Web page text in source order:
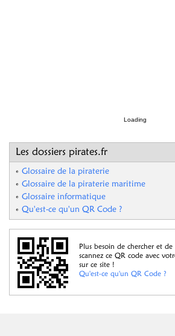
Loading
Les dossiers pirates.fr
Glossaire de la piraterie
Glossaire de la piraterie maritime
Glossaire informatique
Qu'est-ce qu'un QR Code ?
Plus besoin de chercher et
scannez ce QR code avec
sur ce site !
Qu'est-ce qu'un QR Code ?